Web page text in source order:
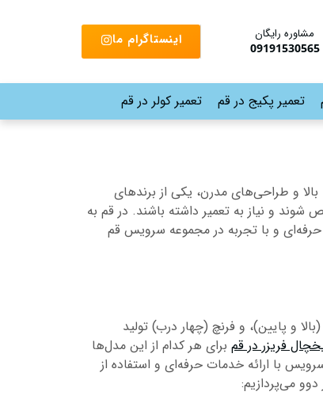
مشاوره رایگان
09191530565 اینستاگرام ما
تعمیر پکیج در قم تعمیر کولر در قم
و طراحی‌های مدرن، یکی از برندهای
و نیاز به تعمیر داشته باشند. در قم به
حرفه‌ای و با تجربه در مجموعه سرویس قم
و پایین)، و فرنچ (چهار درب) تولید
فریزر در قم برای هر کدام از این مدل‌ها
با ارائه خدمات حرفه‌ای و استفاده از
می‌پردازیم: